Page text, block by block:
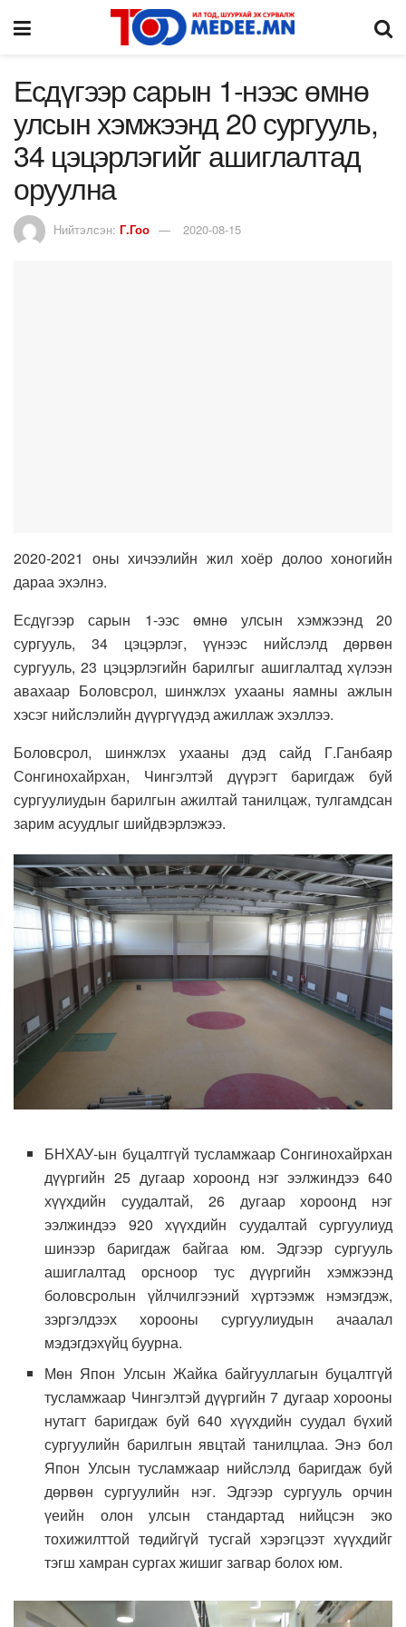
Есдүгээр сарын 1-нээс өмнө
улсын хэмжээнд 20 сургууль,
34 цэцэрлэгийг ашиглалтад
оруулна
Нийтэлсэн: Г.Гоо 2020-08-15
2020-2021 оны хичээлийн жил хоёр долоо хоногийн
дараа эхэлнэ.
Есдүгээр сарын 1-ээс өмнө улсын хэмжээнд 20
сургууль, 34 цэцэрлэг, үүнээс нийслэлд дөрвөн
сургууль, 23 цэцэрлэгийн барилгыг ашиглалтад хүлээн
авахаар Боловсрол, шинжлэх ухааны яамны ажлын
хэсэг нийслэлийн дүүргүүдэд ажиллаж эхэллээ.
Боловсрол, шинжлэх ухааны дэд сайд Г.Ганбаяр
Сонгинохайрхан, Чингэлтэй дүүрэгт баригдаж буй
сургуулиудын барилгын ажилтай танилцаж, тулгамдсан
зарим асуудлыг шийдвэрлэжээ.
БНХАУ-ын буцалтгүй тусламжаар Сонгинохайрхан
дүүргийн 25 дугаар хороонд нэг ээлжиндээ 640
хүүхдийн суудалтай, 26 дугаар хороонд нэг
ээлжиндээ 920 хүүхдийн суудалтай сургуулиуд
шинээр баригдаж байгаа юм. Эдгээр сургууль
ашиглалтад орсноор тус дүүргийн хэмжээнд
боловсролын үйлчилгээний хүртээмж нэмэгдэж,
зэргэлдээх хорооны сургуулиудын ачаалал
мэдэгдэхүйц буурна.
Мөн Япон Улсын Жайка байгууллагын буцалтгүй
тусламжаар Чингэлтэй дүүргийн 7 дугаар хорооны
нутагт баригдаж буй 640 хүүхдийн суудал бүхий
сургуулийн барилгын явцтай танилцлаа. Энэ бол
Япон Улсын тусламжаар нийслэлд баригдаж буй
дөрвөн сургуулийн нэг. Эдгээр сургууль орчин
үеийн олон улсын стандартад нийцсэн эко
тохижилттой төдийгүй тусгай хэрэгцээт хүүхдийг
тэгш хамран сургах жишиг загвар болох юм.